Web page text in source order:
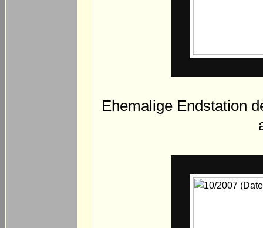
Ehemalige Endstation